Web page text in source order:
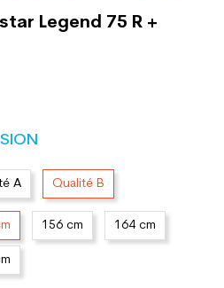
Legend 75 R +
A Qualité B
156 cm 164 cm